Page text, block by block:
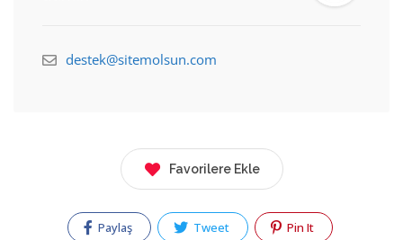
destek@sitemolsun.com
Favorilere Ekle
Paylaş Tweet Pin It